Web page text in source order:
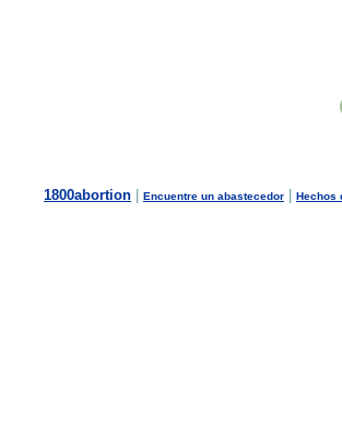
1800abortion Encuentre un abastecedor Hechos